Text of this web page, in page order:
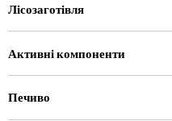
Лісозаготівля
Активні компоненти
Печиво